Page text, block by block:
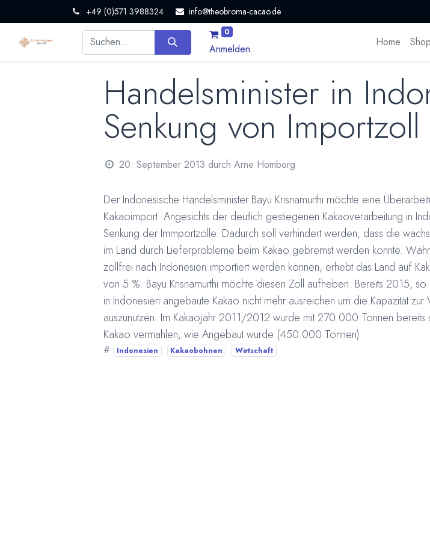
+49 (0)571 3988324 info@theobroma-cacao.de
0
Anmelden
Home Shop
Handelsminister in
Senkung von
20. September 2013 durch Arne Homborg
Der Indonesische Handelsminister Bayu Krisnamurthi möchte eine
Kakaoimport. Angesichts der deutlich gestiegenen Kakaoverarbeitung in
Senkung der Immportzölle. Dadurch soll verhindert werden, dass die
im Land durch Lieferprobleme beim Kakao gebremst werden könnte.
zollfrei nach Indonesien importiert werden können, erhebt das Land auf
von 5 %. Bayu Krisnamurthi möchte diesen Zoll aufheben. Bereits 2015,
in Indonesien angebaute Kakao nicht mehr ausreichen um die Kapazität zur
auszunutzen. Im Kakaojahr 2011/2012 wurde mit 270.000 Tonnen bereits
Kakao vermahlen, wie Angebaut wurde (450.000 Tonnen).
# Indonesien Kakaobohnen Wirtschaft